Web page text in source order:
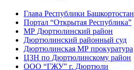
Глава Республики Башкортостан
Портал “Открытая Республика”
МР Дюртюлинский район
Дюртюлинский районный суд
Дюртюлинская МР прокуратура
ЦЗН по Дюртюлинскому район
ООО “ГЖУ” г. Дюртюли